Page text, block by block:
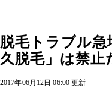
脱毛トラブル
久脱毛」は禁止
2017年06月12日 06:00 更新